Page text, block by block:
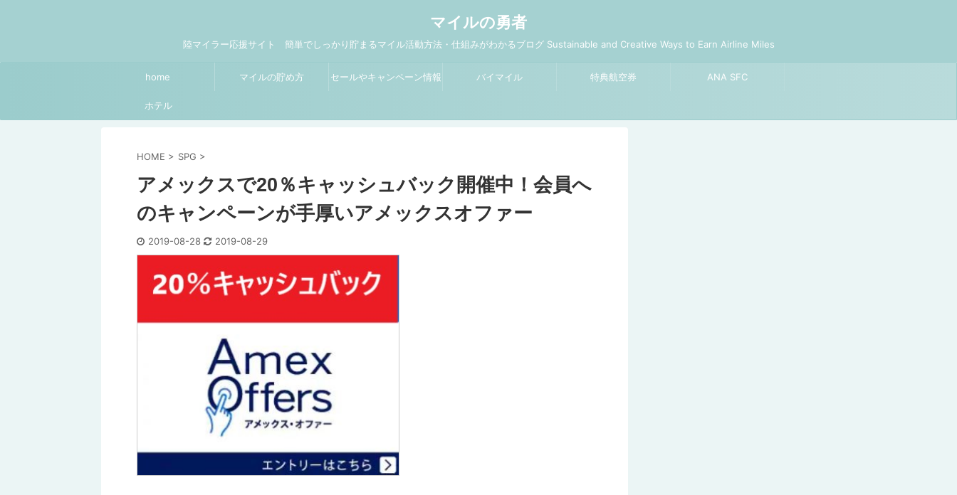
マイルの勇者
陸マイラー応援サイト 簡単でしっかり貯まるマイル活動方法・仕組みがわかるブログ Sustainable and Creative Ways to Earn Airline Miles
home マイルの貯め方 セールやキャンペーン情報 バイマイル 特典航空券 ANA SFC
ホテル
HOME > SPG >
アメックスで20％キャッシュバック開催中！会員へ
のキャンペーンが手厚いアメックスオファー
2019-08-28 2019-08-29